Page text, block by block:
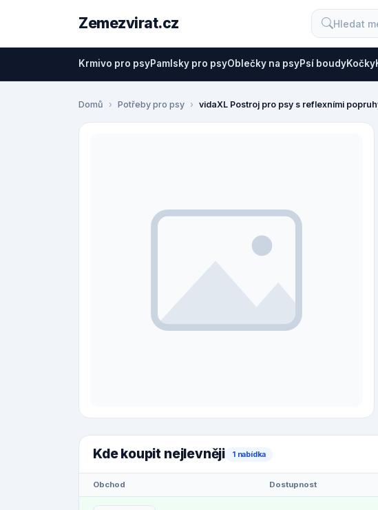
Zemezvirat.cz
Krmivo pro psyPamlsky pro psyOblečky na psyPsí boudyKočky
Domů Potřeby pro psy vidaXL Postroj pro psy s reflexními
Kde koupit nejlevněji 1 nabídka
Obchod Dostupnost